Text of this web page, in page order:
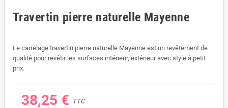
Travertin pierre naturelle Mayenne
Le carrelage travertin pierre naturelle Mayenne est un revêtement de
qualité pour revêtir les surfaces intérieur, extérieur avec style à petit
prix.
38,25 € TTC